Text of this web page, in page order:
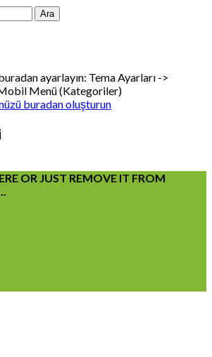
Ara
ayarlayın: Tema Ayarları ->
Menü (Kategoriler)
buradan oluşturun
OR JUST REMOVE IT FROM